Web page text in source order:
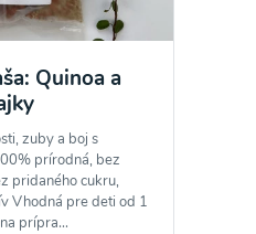
Quinoa a
zuby a boj s
prírodná, bez
pridaného cukru,
Vhodná pre deti od 1
prípra...